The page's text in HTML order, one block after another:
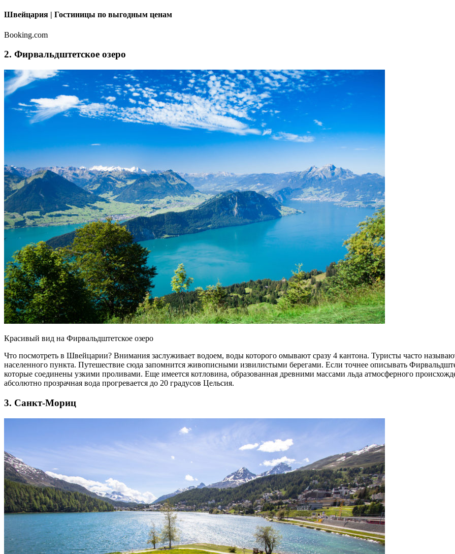
Швейцария | Гостиницы по выгодным ценам
Booking.com
2. Фирвальдштетское озеро
Красивый вид на Фирвальдштетское озеро
Что посмотреть в Швейцарии? Внимания заслуживает водоем, воды которого омывают сразу 4 кантона. Туристы часто
населенного пункта. Путешествие сюда запомнится живописными извилистыми берегами. Если точнее описывать
которые соединены узкими проливами. Еще имеется котловина, образованная древними массами льда атмосферного
абсолютно прозрачная вода прогревается до 20 градусов Цельсия.
3. Санкт-Мориц